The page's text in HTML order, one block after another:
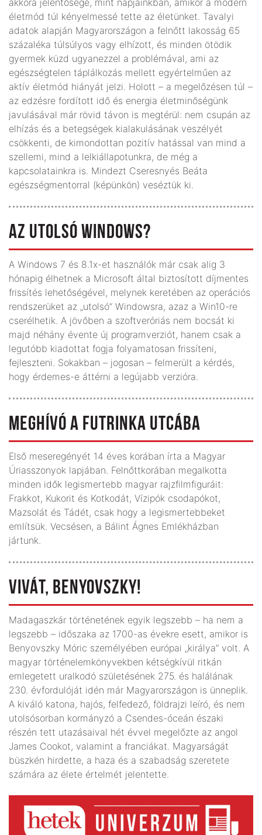
életmód túl kényelmessé tette az életünket. Tavalyi
adatok alapján Magyarországon a felnőtt lakosság 65
százaléka túlsúlyos vagy elhízott, és minden ötödik
gyermek küzd ugyanezzel a problémával, ami az
egészségtelen táplálkozás mellett egyértelműen az
aktív életmód hiányát jelzi. Holott – a megelőzésen túl –
az edzésre fordított idő és energia életminőségünk
javulásával már rövid távon is megtérül: nem csupán az
elhízás és a betegségek kialakulásának veszélyét
csökkenti, de kimondottan pozitív hatással van mind a
szellemi, mind a lelkiállapotunkra, de még a
kapcsolatainkra is. Mindezt Cseresnyés Beáta
egészségmentorral (képünkön) veséztük ki.
AZ UTOLSÓ WINDOWS?
A Windows 7 és 8.1x-et használók már csak alig 3
hónapig élhetnek a Microsoft által biztosított díjmentes
frissítés lehetőségével, melynek keretében az operációs
rendszerüket az „utolsó” Windowsra, azaz a Win10-re
cserélhetik. A jövőben a szoftveróriás nem bocsát ki
majd néhány évente új programverziót, hanem csak a
legutóbb kiadottat fogja folyamatosan frissíteni,
fejleszteni. Sokakban – jogosan – felmerült a kérdés,
hogy érdemes-e áttérni a legújabb verzióra.
MEGHÍVÓ A FUTRINKA UTCÁBA
Első meseregényét 14 éves korában írta a Magyar
Úriasszonyok lapjában. Felnőttkorában megalkotta
minden idők legismertebb magyar rajzfilmfiguráit:
Frakkot, Kukorit és Kotkodát, Vízipók csodapókot,
Mazsolát és Tádét, csak hogy a legismertebbeket
említsük. Vecsésen, a Bálint Ágnes Emlékházban
jártunk.
VIVÁT, BENYOVSZKY!
Madagaszkár történetének egyik legszebb – ha nem a
legszebb – időszaka az 1700-as évekre esett, amikor is
Benyovszky Móric személyében európai „királya” volt. A
magyar történelemkönyvekben kétségkívül ritkán
emlegetett uralkodó születésének 275. és halálának
230. évfordulóját idén már Magyarországon is ünneplik.
A kiváló katona, hajós, felfedező, földrajzi leíró, és nem
utolsósorban kormányzó a Csendes-óceán északi
részén tett utazásaival hét évvel megelőzte az angol
James Cookot, valamint a franciákat. Magyarságát
büszkén hirdette, a haza és a szabadság szeretete
számára az élete értelmét jelentette.